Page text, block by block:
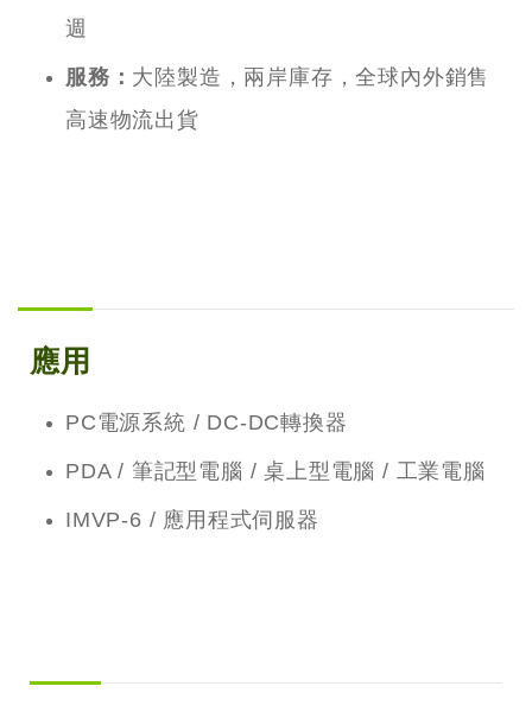
週
服務： 大陸製造，兩岸庫存，全球內外銷售
高速物流出貨
應用
PC電源系統 / DC-DC轉換器
PDA / 筆記型電腦 / 桌上型電腦 / 工業電腦
IMVP-6 / 應用程式伺服器